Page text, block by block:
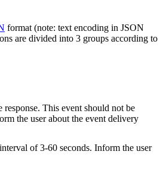
format (note: text encoding in JSON
are divided into 3 groups according to
This event should not be
the user about the event delivery
of 3-60 seconds. Inform the user